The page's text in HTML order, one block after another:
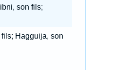
son fils;
Hagguija, son